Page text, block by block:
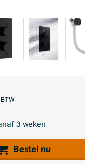
3 weken
Bestel nu